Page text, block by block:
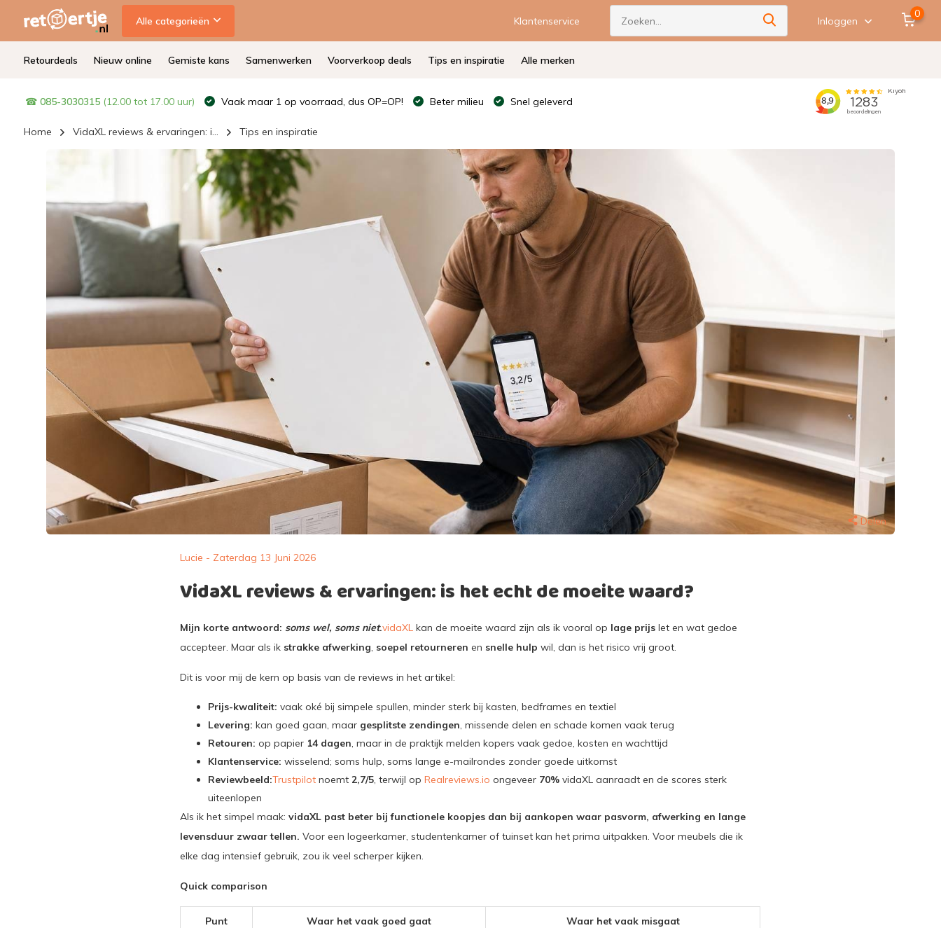
Alle categorieën Klantenservice Inloggen
0
Retourdeals Nieuw online Gemiste kans Samenwerken Voorverkoop deals Tips en inspiratie Alle merken
☎ 085-3030315 (12.00 tot 17.00 uur) Vaak maar 1 op voorraad, dus OP=OP! Beter milieu Snel geleverd
Home VidaXL reviews & ervaringen: i... Tips en inspiratie
Delen
Lucie - Zaterdag 13 Juni 2026
VidaXL reviews & ervaringen: is het echt de moeite waard?
Mijn korte antwoord: soms wel, soms niet.vidaXL kan de moeite waard zijn als ik vooral op lage prijs let en wat gedoe
accepteer. Maar als ik strakke afwerking, soepel retourneren en snelle hulp wil, dan is het risico vrij groot.
Dit is voor mij de kern op basis van de reviews in het artikel:
Prijs-kwaliteit: vaak oké bij simpele spullen, minder sterk bij kasten, bedframes en textiel
Levering: kan goed gaan, maar gesplitste zendingen, missende delen en schade komen vaak terug
Retouren: op papier 14 dagen, maar in de praktijk melden kopers vaak gedoe, kosten en wachttijd
Klantenservice: wisselend; soms hulp, soms lange e-mailrondes zonder goede uitkomst
Reviewbeeld:Trustpilot noemt2,7/5, terwijl opRealreviews.io ongeveer 70% vidaXL aanraadt en de scores sterk
uiteenlopen
Als ik het simpel maak:vidaXL past beter bij functionele koopjes dan bij aankopen waar pasvorm, afwerking en lange
levensduur zwaar tellen. Voor een logeerkamer, studentenkamer of tuinset kan het prima uitpakken. Voor meubels die ik
elke dag intensief gebruik, zou ik veel scherper kijken.
Quick comparison
Punt Waar het vaak goed gaat Waar het vaak misgaat